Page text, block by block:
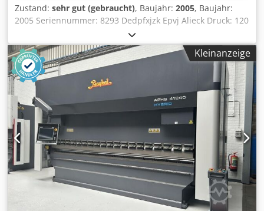
Vordere Tragarme: 2 Stück auf Linearschiene Sicherheit:
Elektrisch verriegelte Seitenschutzvorrichtungen,
Lichtschranken Dimensions Machine Depth 4100 mm
Technical Specification Bending Length 3100 mm
Zustand: sehr gut (gebraucht), Baujahr: 2005, Baujahr:
2005 Seriennummer: 8293 Dedpfxjzk Epvj Alieck Druck: 120
Tonnen Biegelänge: 3100 mm Maximaler Hub: 260 mm
Arbeitsdruck: 240 bar Motorleistung: 11 kW
Stromversorgung: 400 V / 50 Hz / 3 Phasen Gewicht: 7500
kg Maschinenabmessungen (L x B x H): 3550 x 1800 x 2800
mm
Kleinanzeige